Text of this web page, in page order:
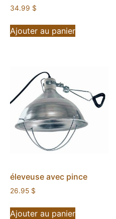
34.99 $
Ajouter au panier
éleveuse avec pince
26.95 $
Ajouter au panier